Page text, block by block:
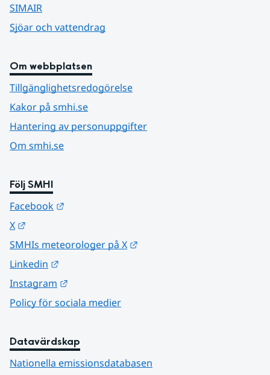
SIMAIR
Sjöar och vattendrag
Om webbplatsen
Tillgänglighetsredogörelse
Kakor på smhi.se
Hantering av personuppgifter
Om smhi.se
Följ SMHI
Facebook
X
SMHIs meteorologer på X
Linkedin
Instagram
Policy för sociala medier
Datavärdskap
Nationella emissionsdatabasen